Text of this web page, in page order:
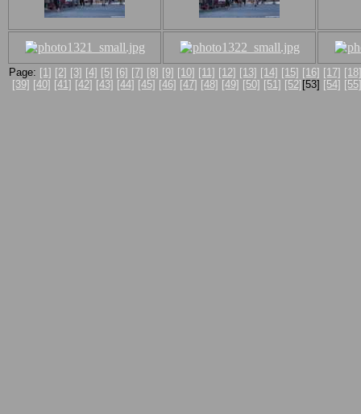
Page: [1] [2] [3] [4] [5] [6] [7] [8] [9] [10] [11] [12] [13] [14] [15] [16] [17] [18]
[39] [40] [41] [42] [43] [44] [45] [46] [47] [48] [49] [50] [51] [52] [53] [54] [55]